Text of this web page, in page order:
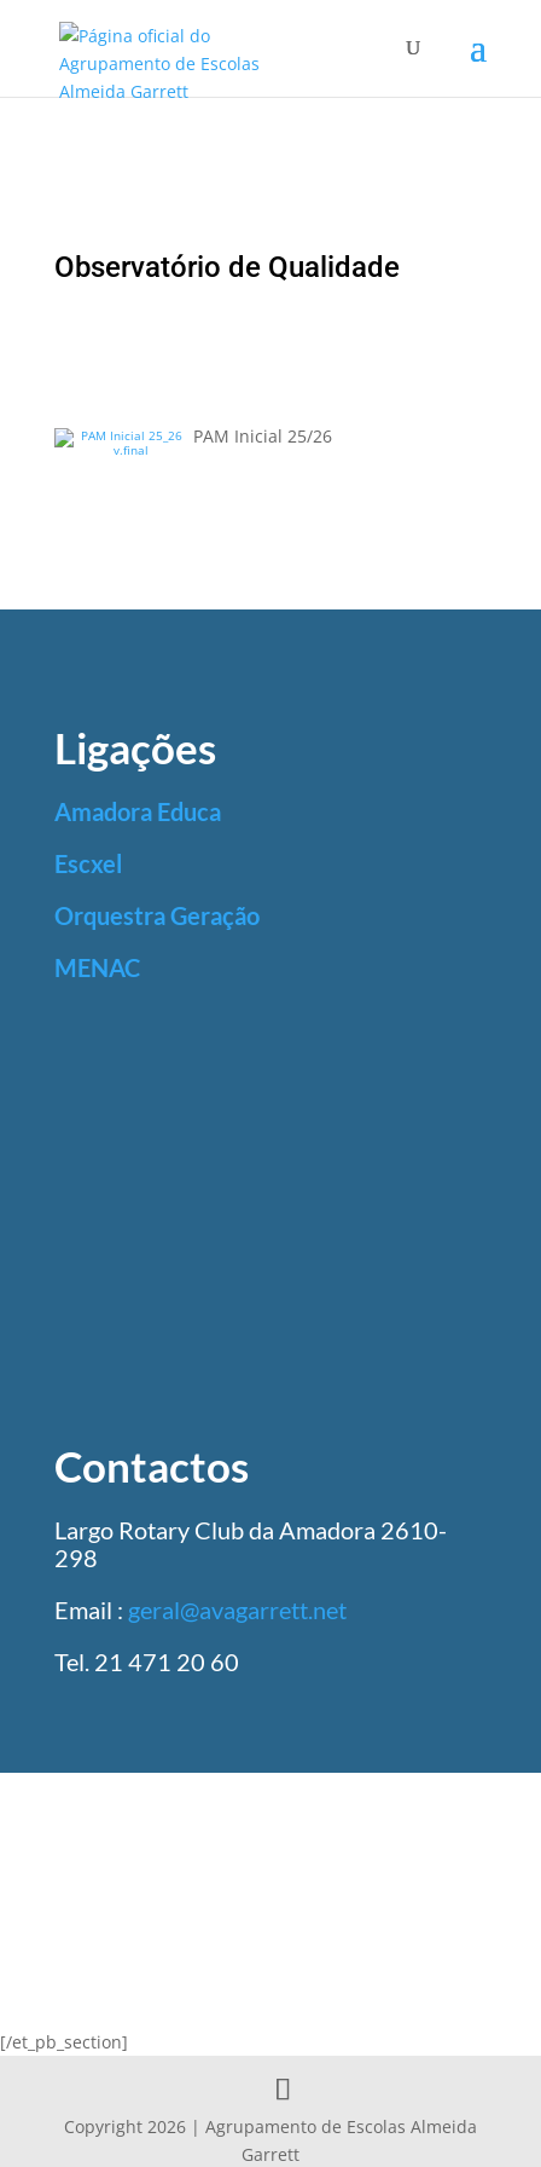
Observatório de Qualidade
PAM Inicial 25/26
Ligações
Amadora Educa
Escxel
Orquestra Geração
MENAC
Contactos
Largo Rotary Club da Amadora 2610-
298
Email : geral@avagarrett.net
Tel. 21 471 20 60
[/et_pb_section]
Copyright 2026 | Agrupamento de Escolas Almeida
Garrett